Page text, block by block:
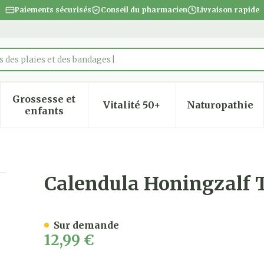
Paiements sécurisés Conseil du pharmacien Livraison rapide
plaies et des bandages
catégorie Beauté, soins et hygiène
sous-menu pour la catégorie Régime,
Grossesse et
enfantsAfficher le sous-menu pour la catégorie
Vitalité 50+Afficher le sous-menu
Naturopathie
Afficher
60mlCalendula Honingzalf
12,99 €
Sur demande